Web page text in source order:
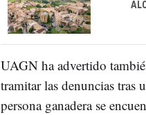
UAGN ha advertido
tramitar las denuncias tras
persona ganadera se